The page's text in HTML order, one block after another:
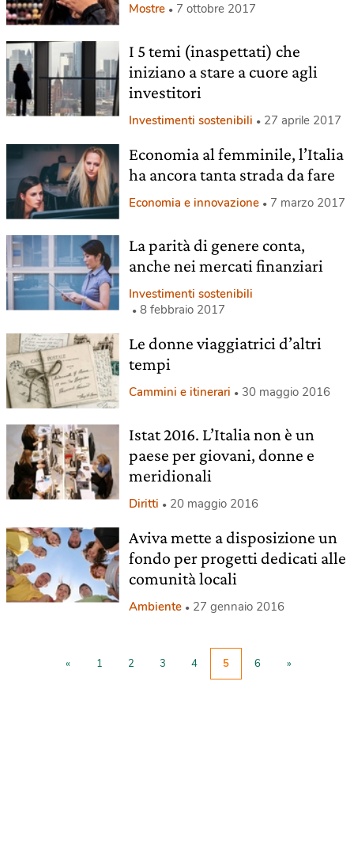
Mostre 7 ottobre 2017
I 5 temi (inaspettati) che
iniziano a stare a cuore agli
investitori
Investimenti sostenibili 27 aprile 2017
Economia al femminile, l’Italia
ha ancora tanta strada da fare
Economia e innovazione 7 marzo 2017
La parità di genere conta,
anche nei mercati finanziari
Investimenti sostenibili
8 febbraio 2017
Le donne viaggiatrici d’altri
tempi
Cammini e itinerari 30 maggio 2016
Istat 2016. L’Italia non è un
paese per giovani, donne e
meridionali
Diritti 20 maggio 2016
Aviva mette a disposizione un
fondo per progetti dedicati alle
comunità locali
Ambiente 27 gennaio 2016
« 1 2 3 4 5 6 »